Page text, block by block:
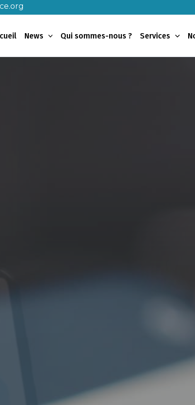
News Qui sommes-nous ? Services